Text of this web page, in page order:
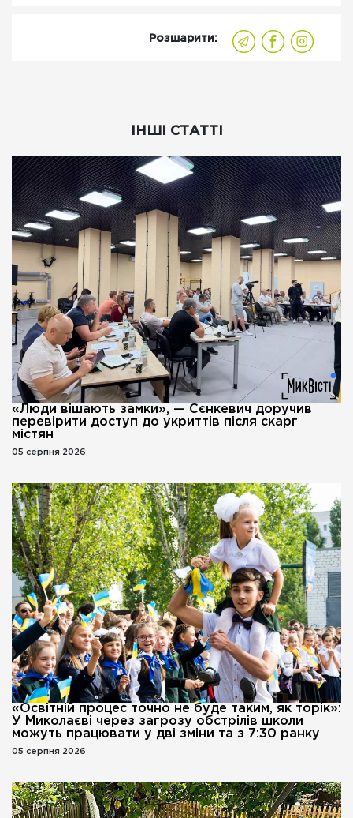
Розшарити:
ІНШІ СТАТТІ
«Люди вішають замки», — Сєнкевич доручив
перевірити доступ до укриттів після скарг
містян
05 серпня 2026
«Освітній процес точно не буде таким, як торік»:
У Миколаєві через загрозу обстрілів школи
можуть працювати у дві зміни та з 7:30 ранку
05 серпня 2026